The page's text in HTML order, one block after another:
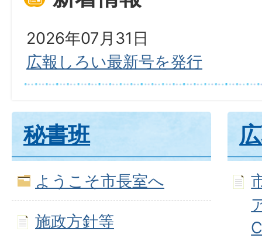
2026年07月31日
広報しろい最新号を発行
秘書班
ようこそ市長室へ
施政方針等